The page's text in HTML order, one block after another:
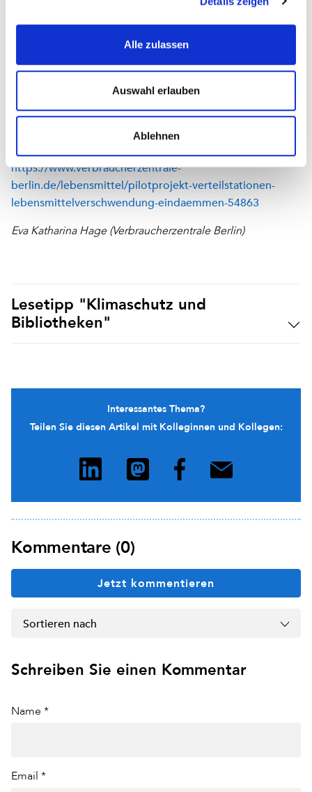
Alle zulassen
Auswahl erlauben
Ablehnen
Bibliotheken können so effektiv dazu beitragen,
Engagement für Nachhaltigkeit und Klimaschutz zu
Jung und Alt motiviert, klimafreundlich zu handeln, denn
jedes Lebensmittel, das aus der Verteilstation genommen
und verzehrt statt weggeworfen wird, bedeutet aktiven
Klima- und Ressourcenschutz.
https://www.verbraucherzentrale-
berlin.de/lebensmittel/pilotprojekt-verteilstationen-
lebensmittelverschwendung-eindaemmen-54863
Eva Katharina Hage (Verbraucherzentrale Berlin)
Lesetipp "Klimaschutz und
Bibliotheken"
Interessantes Thema?
Teilen Sie diesen Artikel mit Kolleginnen und Kollegen:
Kommentare (0)
Jetzt kommentieren
Sortieren nach
Schreiben Sie einen Kommentar
Name *
Email *